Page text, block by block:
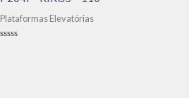
Plataformas Elevatórias